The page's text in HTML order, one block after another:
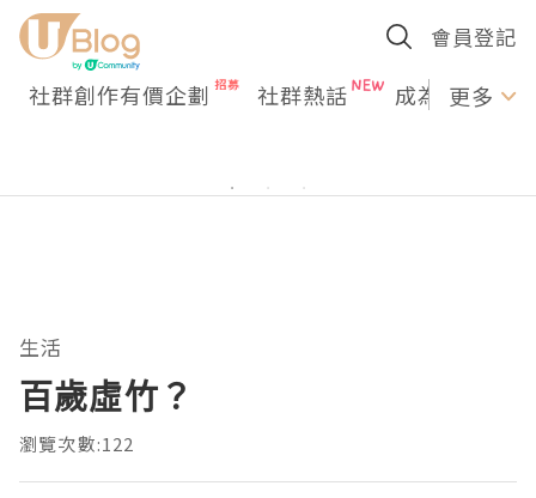
會員登記
社群創作有價企劃 社群熱話 成為U更多
生活
百歲虛竹？
瀏覽次數:122